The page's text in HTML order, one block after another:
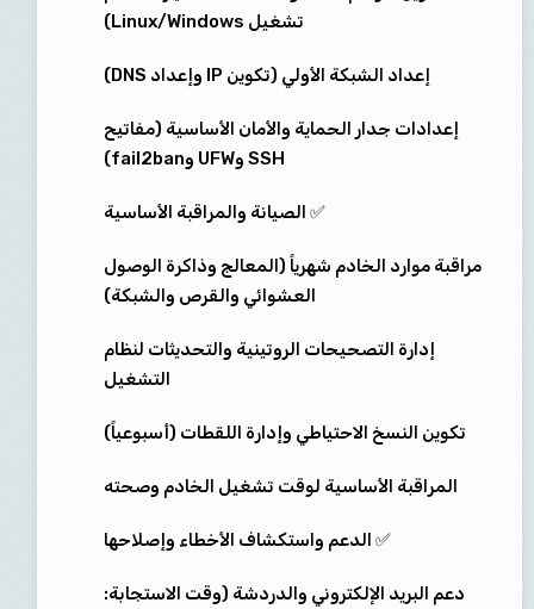
تشغيل Linux/Windows)
إعداد الشبكة الأولي (تكوين IP وإعداد DNS)
إعدادات جدار الحماية والأمان الأساسية (مفاتيح
SSH وUFW وfail2ban)
✅ الصيانة والمراقبة الأساسية
مراقبة موارد الخادم شهرياً (المعالج وذاكرة الوصول
العشوائي والقرص والشبكة)
إدارة التصحيحات الروتينية والتحديثات لنظام
التشغيل
تكوين النسخ الاحتياطي وإدارة اللقطات (أسبوعياً)
المراقبة الأساسية لوقت تشغيل الخادم وصحته
✅ الدعم واستكشاف الأخطاء وإصلاحها
دعم البريد الإلكتروني والدردشة (وقت الاستجابة: